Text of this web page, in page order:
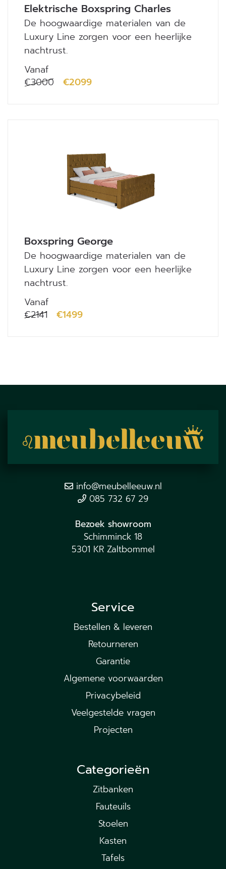
Elektrische Boxspring Charles
De hoogwaardige materialen van de
Luxury Line zorgen voor een heerlijke
nachtrust.
Vanaf
€3000
€2099
Boxspring George
De hoogwaardige materialen van de
Luxury Line zorgen voor een heerlijke
nachtrust.
Vanaf
€2141
€1499
info@meubelleeuw.nl
085 732 67 29
Bezoek showroom
Schimminck 18
5301 KR Zaltbommel
Service
Bestellen & leveren
Retourneren
Garantie
Algemene voorwaarden
Privacybeleid
Veelgestelde vragen
Projecten
Categorieën
Zitbanken
Fauteuils
Stoelen
Kasten
Tafels